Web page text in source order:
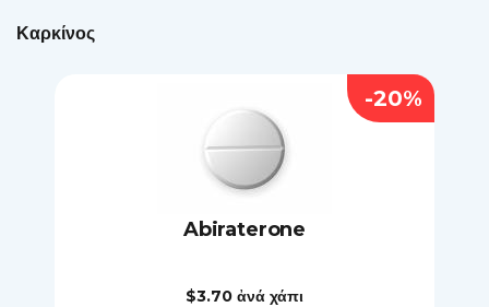
Καρκίνος
Abiraterone
$3.70 ἀνά χάπι
-20%